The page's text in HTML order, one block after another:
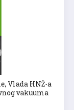
Vlada HNŽ-a
vakuuma